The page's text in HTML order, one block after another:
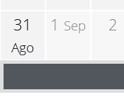
31
Ago
1 Sep 2